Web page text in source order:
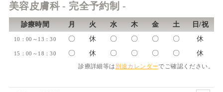
美容皮膚科 - 完全予約制 -
診療時間 月 火 水 木 金 土 日/祝
10：00～13：30 〇 休 〇 〇 〇 〇 休
15：00～18：30 〇 休 〇 〇 〇 〇 休
診療詳細等は 別途カレンダーでご確認ください。